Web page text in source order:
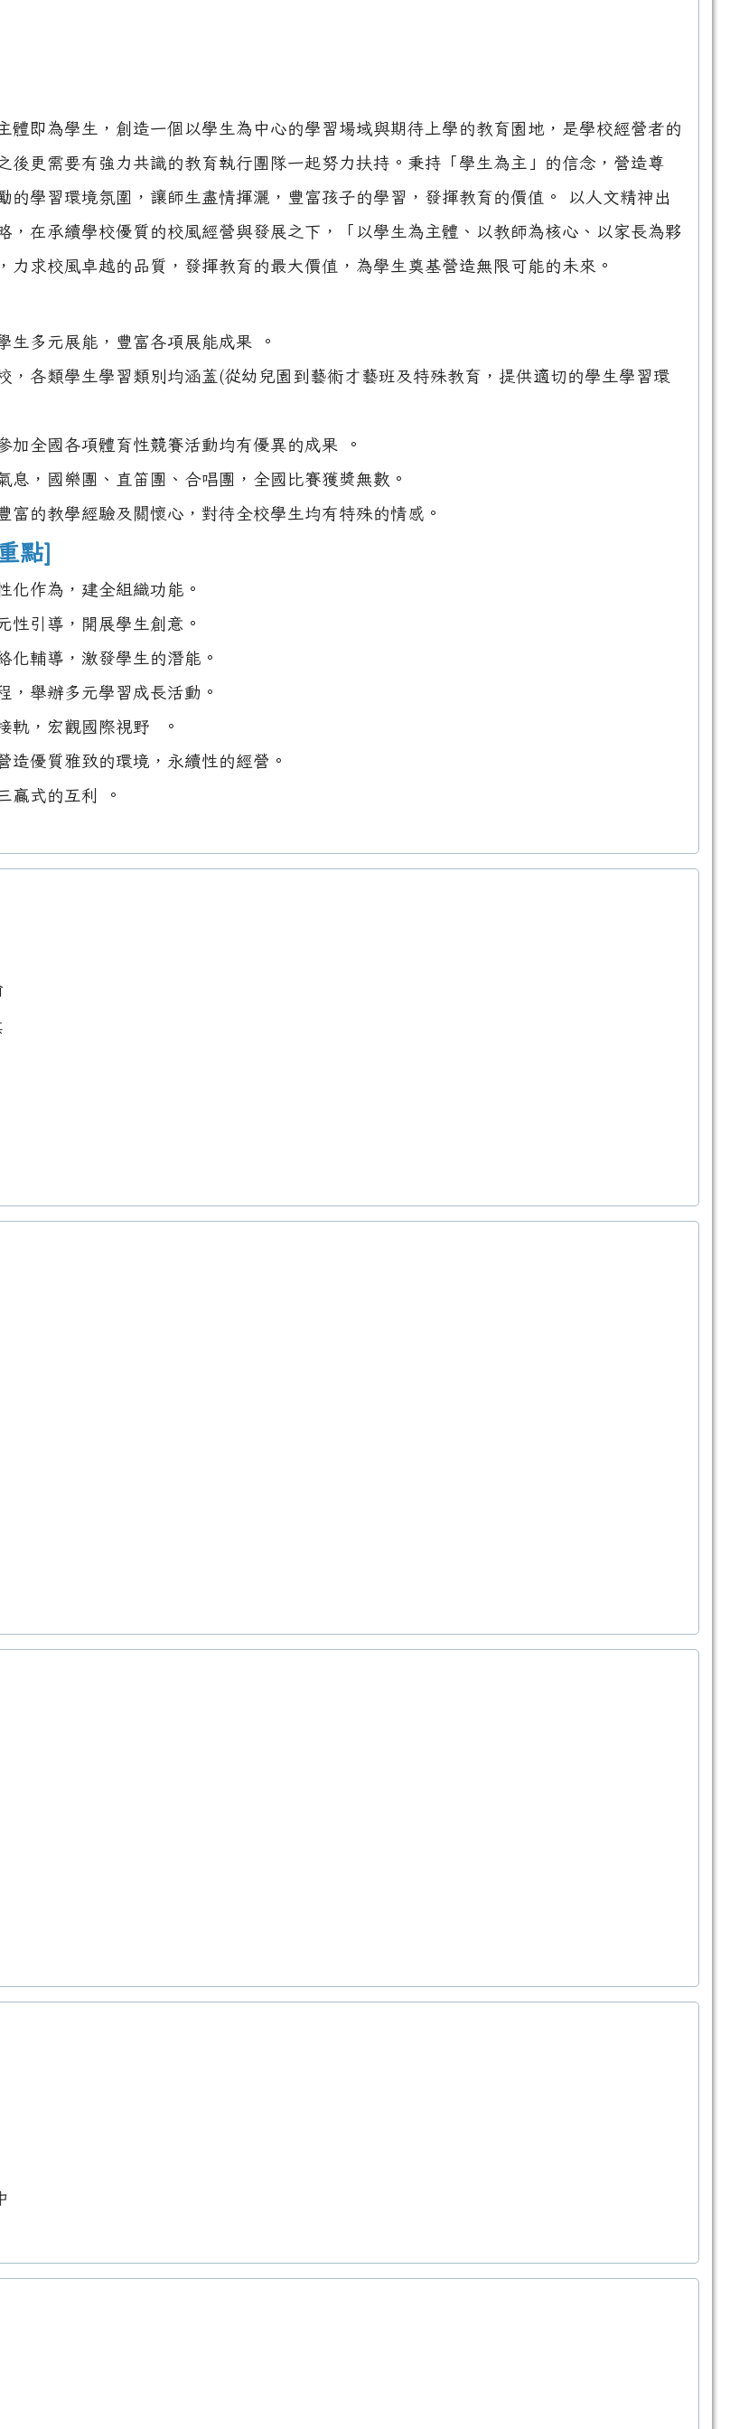
體即為學生，創造一個以學生為中心的學習場域與期待上學的教育園地，是學校經營者的
後更需要有強力共識的教育執行團隊一起努力扶持。秉持「學生為主」的信念，營造尊
的學習環境氛圍，讓師生盡情揮灑，豐富孩子的學習，發揮教育的價值。 以人文精神出
，在承續學校優質的校風經營與發展之下，「以學生為主體、以教師為核心、以家長為夥
力求校風卓越的品質，發揮教育的最大價值，為學生奠基營造無限可能的未來。
生多元展能，豐富各項展能成果 。
，各類學生學習類別均涵蓋(從幼兒園到藝術才藝班及特殊教育，提供適切的學生學習環
加全國各項體育性競賽活動均有優異的成果 。
息，國樂團、直笛團、合唱團，全國比賽獲獎無數。
富的教學經驗及關懷心，對待全校學生均有特殊的情感。
點]
化作為，建全組織功能。
性引導，開展學生創意。
化輔導，激發學生的潛能。
，舉辦多元學習成長活動。
軌，宏觀國際視野 。
造優質雅致的環境，永續性的經營。
贏式的互利 。